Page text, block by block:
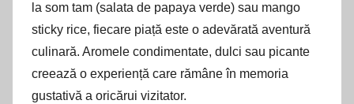
la som tam (salata de papaya verde) sau mango
sticky rice, fiecare piață este o adevărată aventură
culinară. Aromele condimentate, dulci sau picante
creează o experiență care rămâne în memoria
gustativă a oricărui vizitator.